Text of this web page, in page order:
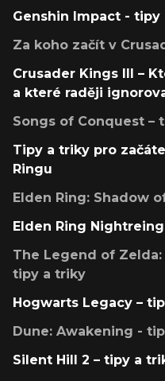
Genshin Impact - tipy
Za koho začít v
Crusader Kings III –
a které raději
Songs of Conquest –
Tipy a triky pro
Ringu
Elden Ring: Shadow
Elden Ring
The Legend of
tipy a triky
Hogwarts Legacy –
Dune: Awakening -
Silent Hill 2 – tipy a